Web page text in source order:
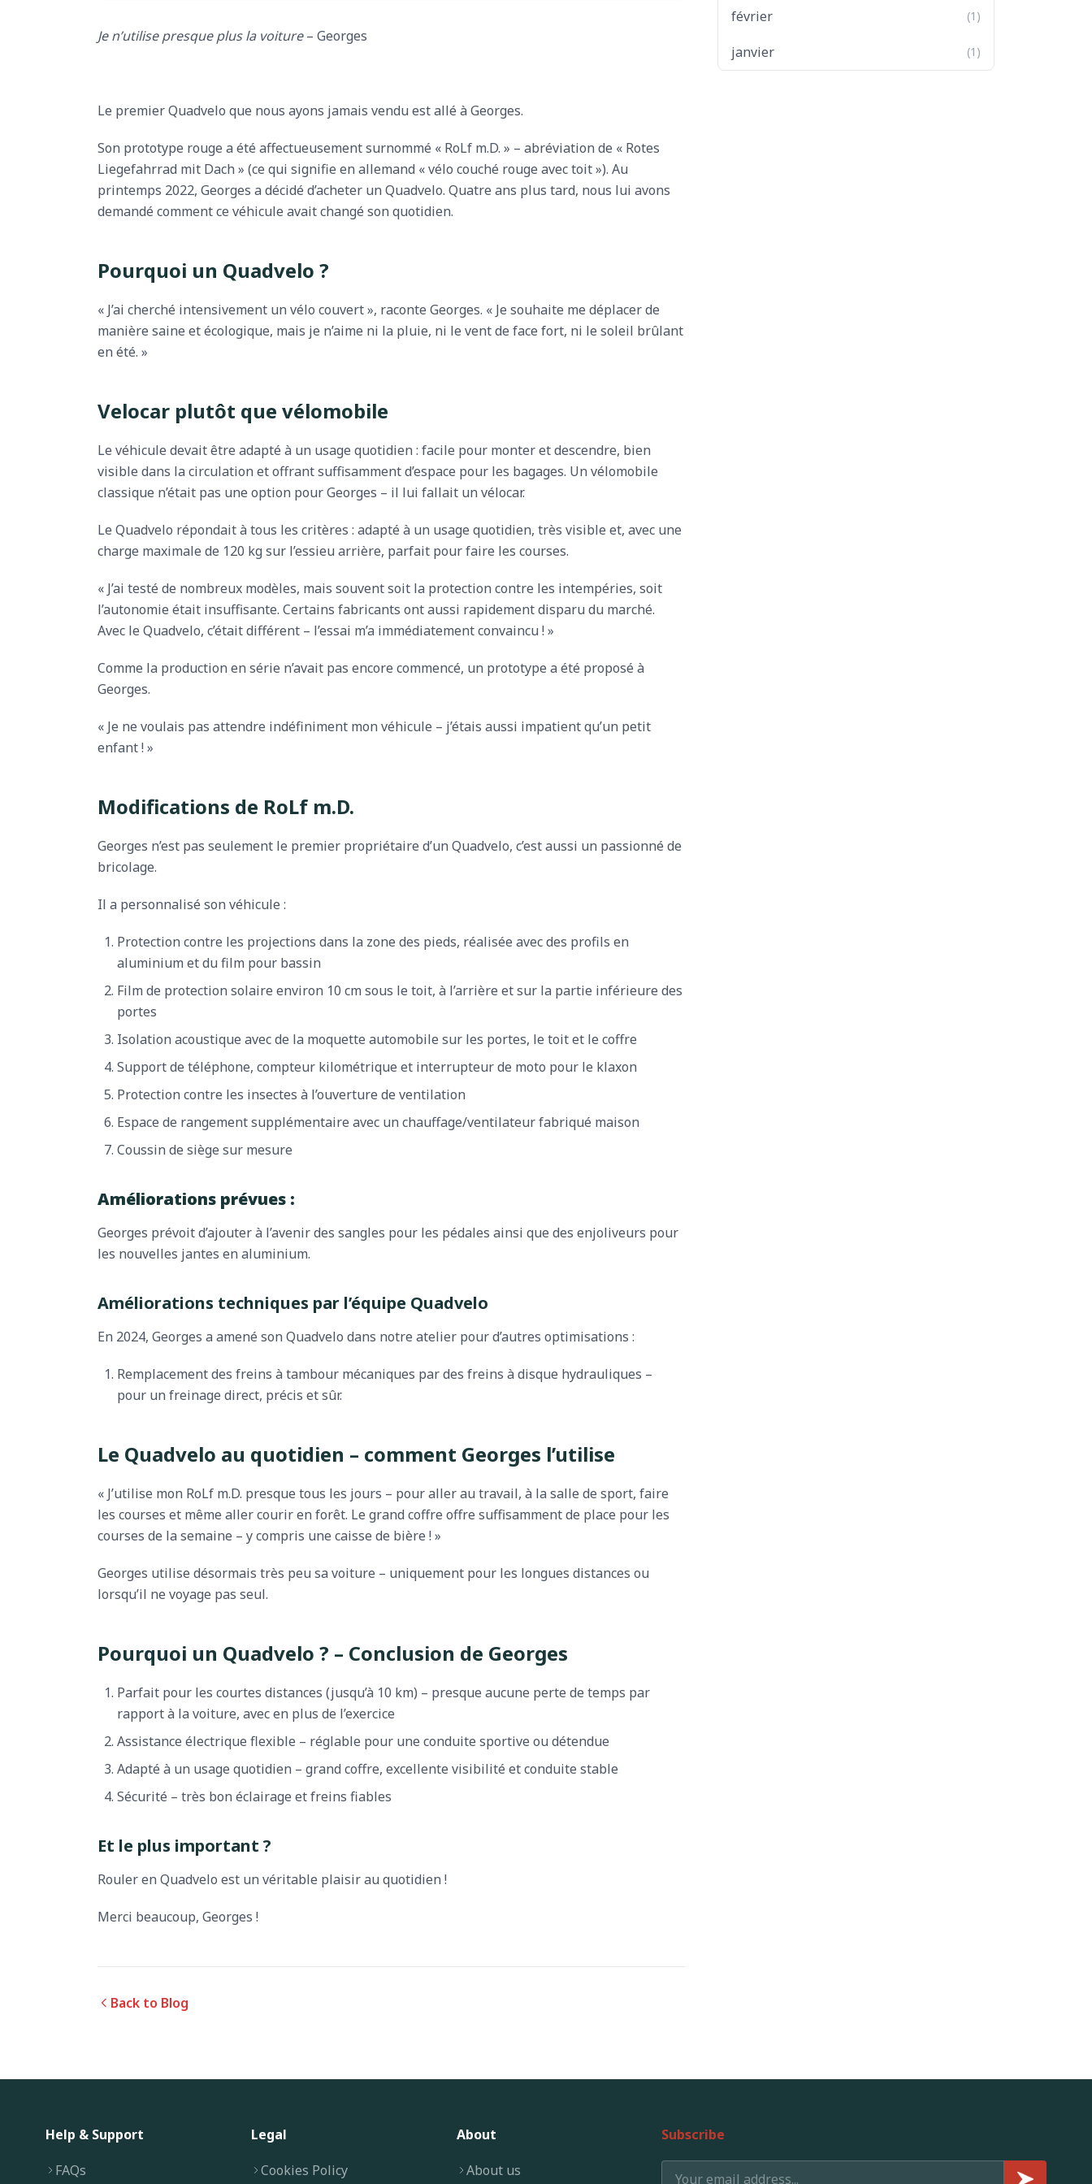
Je n’utilise presque plus la voiture– Georges
Le premier Quadvelo que nous ayons jamais vendu est allé à Georges.
Son prototype rouge a été affectueusement surnommé « RoLf m.D. » – abréviation de « Rotes
Liegefahrrad mit Dach » (ce qui signifie en allemand « vélo couché rouge avec toit »). Au
printemps 2022, Georges a décidé d’acheter un Quadvelo. Quatre ans plus tard, nous lui avons
demandé comment ce véhicule avait changé son quotidien.
Pourquoi un Quadvelo ?
« J’ai cherché intensivement un vélo couvert », raconte Georges. « Je souhaite me déplacer de
manière saine et écologique, mais je n’aime ni la pluie, ni le vent de face fort, ni le soleil brûlant
en été. »
Velocar plutôt que vélomobile
Le véhicule devait être adapté à un usage quotidien : facile pour monter et descendre, bien
visible dans la circulation et offrant suffisamment d’espace pour les bagages. Un vélomobile
classique n’était pas une option pour Georges – il lui fallait un vélocar.
Le Quadvelo répondait à tous les critères : adapté à un usage quotidien, très visible et, avec une
charge maximale de 120 kg sur l’essieu arrière, parfait pour faire les courses.
« J’ai testé de nombreux modèles, mais souvent soit la protection contre les intempéries, soit
l’autonomie était insuffisante. Certains fabricants ont aussi rapidement disparu du marché.
Avec le Quadvelo, c’était différent – l’essai m’a immédiatement convaincu ! »
Comme la production en série n’avait pas encore commencé, un prototype a été proposé à
Georges.
« Je ne voulais pas attendre indéfiniment mon véhicule – j’étais aussi impatient qu’un petit
enfant ! »
Modifications de RoLf m.D.
Georges n’est pas seulement le premier propriétaire d’un Quadvelo, c’est aussi un passionné de
bricolage.
Il a personnalisé son véhicule :
Protection contre les projections dans la zone des pieds, réalisée avec des profils en
aluminium et du film pour bassin
Film de protection solaire environ 10 cm sous le toit, à l’arrière et sur la partie inférieure des
portes
Isolation acoustique avec de la moquette automobile sur les portes, le toit et le coffre
Support de téléphone, compteur kilométrique et interrupteur de moto pour le klaxon
Protection contre les insectes à l’ouverture de ventilation
Espace de rangement supplémentaire avec un chauffage/ventilateur fabriqué maison
Coussin de siège sur mesure
Améliorations prévues :
Georges prévoit d’ajouter à l’avenir des sangles pour les pédales ainsi que des enjoliveurs pour
les nouvelles jantes en aluminium.
Améliorations techniques par l’équipe Quadvelo
En 2024, Georges a amené son Quadvelo dans notre atelier pour d’autres optimisations :
Remplacement des freins à tambour mécaniques par des freins à disque hydrauliques –
pour un freinage direct, précis et sûr.
Le Quadvelo au quotidien – comment Georges l’utilise
« J’utilise mon RoLf m.D. presque tous les jours – pour aller au travail, à la salle de sport, faire
les courses et même aller courir en forêt. Le grand coffre offre suffisamment de place pour les
courses de la semaine – y compris une caisse de bière ! »
Georges utilise désormais très peu sa voiture – uniquement pour les longues distances ou
lorsqu’il ne voyage pas seul.
Pourquoi un Quadvelo ? – Conclusion de Georges
Parfait pour les courtes distances (jusqu’à 10 km) – presque aucune perte de temps par
rapport à la voiture, avec en plus de l’exercice
Assistance électrique flexible – réglable pour une conduite sportive ou détendue
Adapté à un usage quotidien – grand coffre, excellente visibilité et conduite stable
Sécurité – très bon éclairage et freins fiables
Et le plus important ?
Rouler en Quadvelo est un véritable plaisir au quotidien !
Merci beaucoup, Georges !
Back to Blog
février (1)
janvier (1)
Help & Support
FAQs
Legal
Cookies Policy
About
About us
Subscribe